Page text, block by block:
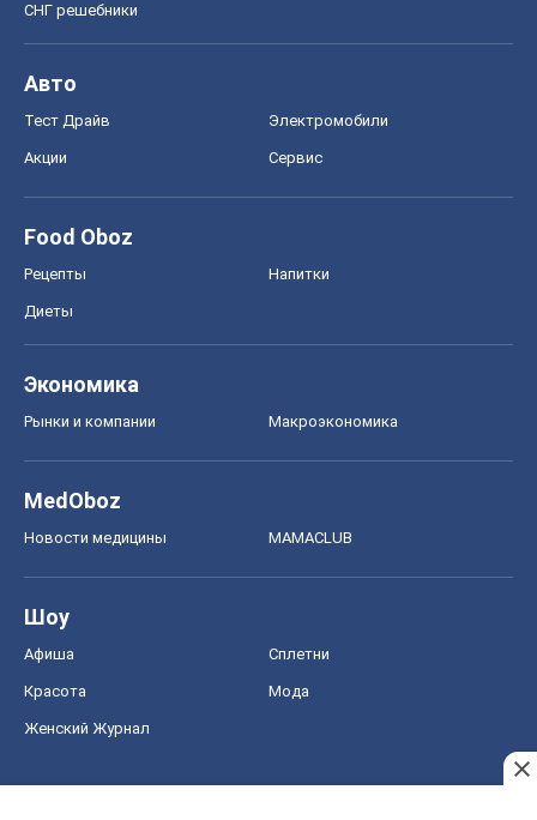
СНГ решебники
Авто
Тест Драйв Электромобили
Акции Сервис
Food Oboz
Рецепты Напитки
Диеты
Экономика
Рынки и компании Mакроэкономика
MedOboz
Новости медицины MAMACLUB
Шоу
Афиша Сплетни
Красота Мода
Женский Журнал